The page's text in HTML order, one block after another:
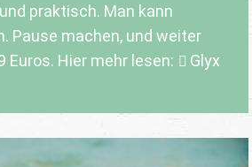
praktisch. Man kann
Pause machen, und weiter
Euros. Hier mehr lesen:
Glyx